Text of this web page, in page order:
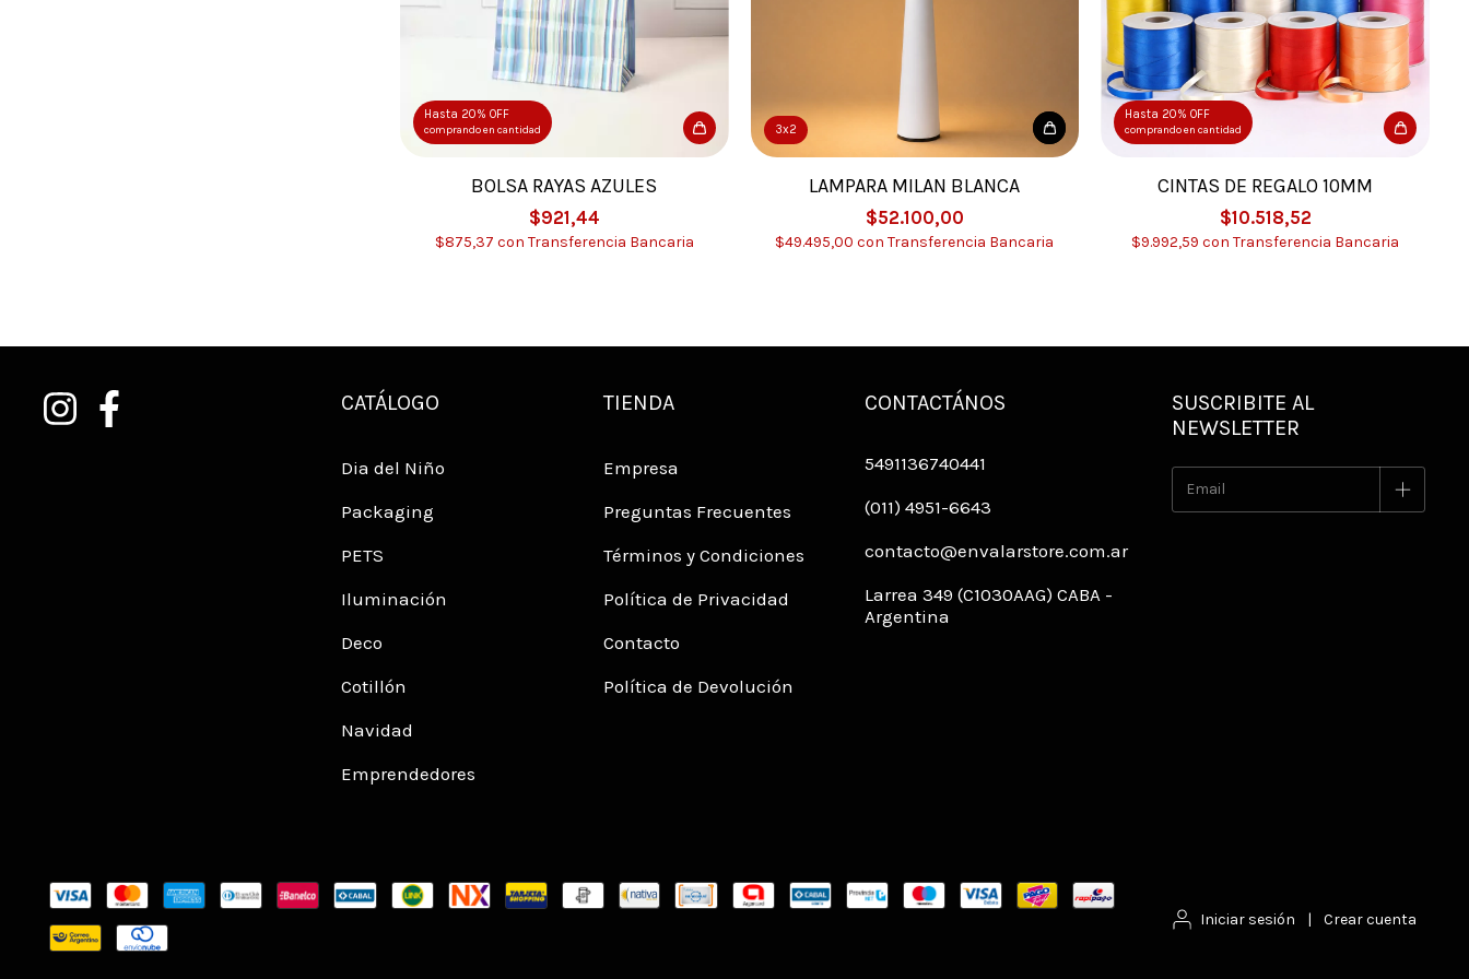
Hasta 20% OFF
comprando en cantidad
BOLSA RAYAS AZULES
$921,44
$875,37 con Transferencia Bancaria
3x2
LAMPARA MILAN BLANCA
$52.100,00
$49.495,00con Transferencia Bancaria
Hasta 20% OFF
comprando en cantidad
CINTAS DE REGALO 10MM
$10.518,52
$9.992,59con Transferencia Bancaria
CATÁLOGO
Dia del Niño
Packaging
PETS
Iluminación
Deco
Cotillón
Navidad
Emprendedores
TIENDA
Empresa
Preguntas Frecuentes
Términos y Condiciones
Política de Privacidad
Contacto
Política de Devolución
CONTACTÁNOS
5491136740441
(011) 4951-6643
contacto@envalarstore.com.ar
Larrea 349 (C1030AAG) CABA -
Argentina
SUSCRIBITE AL
NEWSLETTER
Iniciar sesión Crear cuenta